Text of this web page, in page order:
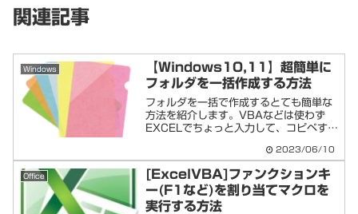
関連記事
Windows
【Windows10,11】超簡単に
フォルダを一括作成する方法
フォルダを一括で作成するとても簡単な
方法を紹介します。VBAなどは使わず
EXCELでちょっと入力して、コピペする
Windows10,11 で 超簡単にフォル
ダを一括作成する方法（EXCELを使用）
①EXCELを起動し、...
2023/06/10
Office
[ExcelVBA]ファンクションキ
ー(F1など)を割り当てマクロを
実行する方法